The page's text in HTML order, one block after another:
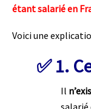
étant salarié en
Voici une
✅1.
Il
salarié